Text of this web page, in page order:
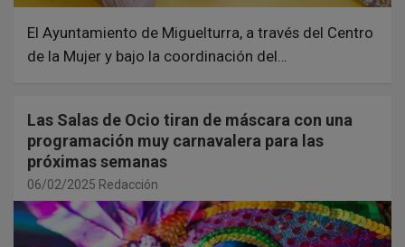
El Ayuntamiento de Miguelturra, a través del Centro
de la Mujer y bajo la coordinación del…
Las Salas de Ocio tiran de máscara con una
programación muy carnavalera para las
próximas semanas
06/02/2025 Redacción